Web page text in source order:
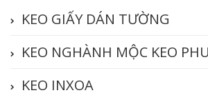
KEO GIẤY DÁN TƯỜNG
KEO NGHÀNH MỘC KEO
KEO INXOA